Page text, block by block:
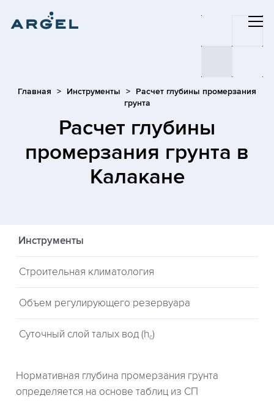
Главная Инструменты
Расчет глубины промерзания
грунта
Расчет глубины
промерзания грунта в
Калакане
Инструменты
Строительная климатология
Объем регулирующего резервуара
Суточный слой талых вод (hc)
Нормативная глубина промерзания грунта
определяется на основе таблиц из СП